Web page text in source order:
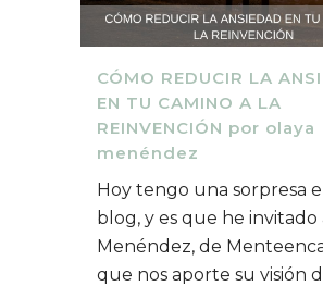
CÓMO REDUCIR LA
EN TU CAMINO A LA
REINVENCIÓN por olaya
menéndez
Hoy tengo una sorpresa
blog, y es que he invitado
Menéndez, de
que nos aporte su visión